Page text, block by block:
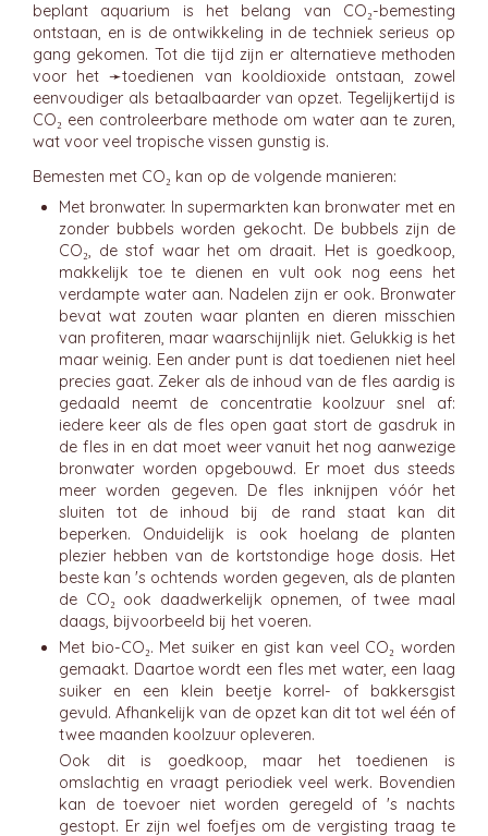
beplant aquarium is het belang van CO₂-bemesting
ontstaan, en is de ontwikkeling in de techniek serieus op
gang gekomen. Tot die tijd zijn er alternatieve methoden
voor het ➛toedienen van kooldioxideontstaan, zowel
eenvoudiger als betaalbaarder van opzet. Tegelijkertijd is
CO₂ een controleerbare methode om water aan te zuren,
wat voor veel tropische vissen gunstig is.
Bemesten met CO₂ kan op de volgende manieren:
Met bronwater. In supermarkten kan bronwater met en
zonder bubbels worden gekocht. De bubbels zijn de
CO₂, de stof waar het om draait. Het is goedkoop,
makkelijk toe te dienen en vult ook nog eens het
verdampte water aan. Nadelen zijn er ook. Bronwater
bevat wat zouten waar planten en dieren misschien
van profiteren, maar waarschijnlijk niet. Gelukkig is het
maar weinig. Een ander punt is dat toedienen niet heel
precies gaat. Zeker als de inhoud van de fles aardig is
gedaald neemt de concentratie koolzuur snel af:
iedere keer als de fles open gaat stort de gasdruk in
de fles in en dat moet weer vanuit het nog aanwezige
bronwater worden opgebouwd. Er moet dus steeds
meer worden gegeven. De fles inknijpen vóór het
sluiten tot de inhoud bij de rand staat kan dit
beperken. Onduidelijk is ook hoelang de planten
plezier hebben van de kortstondige hoge dosis. Het
beste kan 's ochtends worden gegeven, als de planten
de CO₂ ook daadwerkelijk opnemen, of twee maal
daags, bijvoorbeeld bij het voeren.
Met bio-CO₂. Met suiker en gist kan veel CO₂ worden
gemaakt. Daartoe wordt een fles met water, een laag
suiker en een klein beetje korrel- of bakkersgist
gevuld. Afhankelijk van de opzet kan dit tot wel één of
twee maanden koolzuur opleveren.
Ook dit is goedkoop, maar het toedienen is
omslachtig en vraagt periodiek veel werk. Bovendien
kan de toevoer niet worden geregeld of 's nachts
gestopt. Er zijn wel foefjes om de vergisting traag te